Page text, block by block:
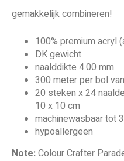
gemakkelijk combineren!
100% premium acryl
DK gewicht
naalddikte 4.00 mm
300 meter per bol
20 steken x 24
10 x 10 cm
machinewasbaar tot
hypoallergeen
Note:Colour Crafter